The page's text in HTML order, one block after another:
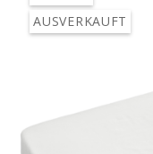
AUSVERKAUFT